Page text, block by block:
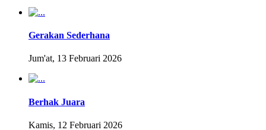
Gerakan Sederhana
Jum'at, 13 Februari 2026
Berhak Juara
Kamis, 12 Februari 2026